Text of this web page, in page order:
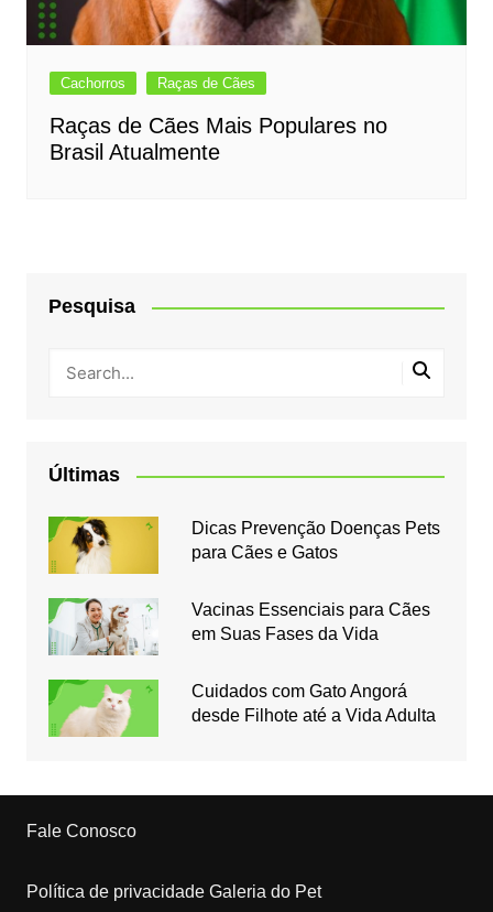
Cachorros Raças de Cães
Raças de Cães Mais Populares no
Brasil Atualmente
Pesquisa
Últimas
Dicas Prevenção Doenças Pets
para Cães e Gatos
Vacinas Essenciais para Cães
em Suas Fases da Vida
Cuidados com Gato Angorá
desde Filhote até a Vida Adulta
Fale Conosco
Política de privacidade Galeria do Pet